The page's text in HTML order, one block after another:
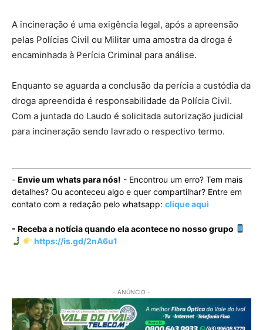
A incineração é uma exigência legal, após a apreensão
pelas Polícias Civil ou Militar uma amostra da droga é
encaminhada à Perícia Criminal para análise.
Enquanto se aguarda a conclusão da perícia a custódia da
droga apreendida é responsabilidade da Polícia Civil.
Com a juntada do Laudo é solicitada autorização judicial
para incineração sendo lavrado o respectivo termo.
- Envie um whats para nós! - Encontrou um erro? Tem mais
detalhes? Ou aconteceu algo e quer compartilhar? Entre em
contato com a redação pelo whatsapp: clique aqui
- Receba a notícia quando ela acontece no nosso grupo
https://is.gd/2nA6u1
- ANÚNCIO -